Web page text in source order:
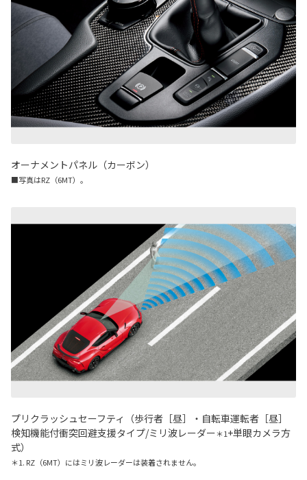
オーナメントパネル（カーボン）
■写真はRZ（6MT）。
プリクラッシュセーフティ（歩行者［昼］・自転車運転者［昼］
検知機能付衝突回避支援タイプ/ミリ波レーダー＊1+単眼カメラ方
式）
＊1. RZ（6MT）にはミリ波レーダーは装着されません。